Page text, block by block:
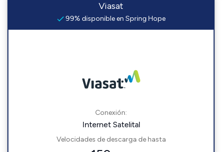
Viasat
99% disponible en Spring Hope
Conexión:
Internet Satelital
Velocidades de descarga de hasta